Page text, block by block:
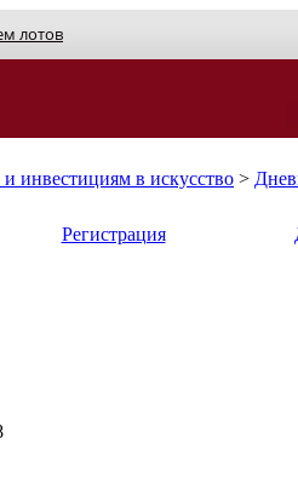
лотов
инвестициям в искусство >
Регистрация